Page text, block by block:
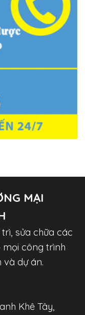
MẠI
sửa chữa các
công trình
và dự án.
Khê Tây,